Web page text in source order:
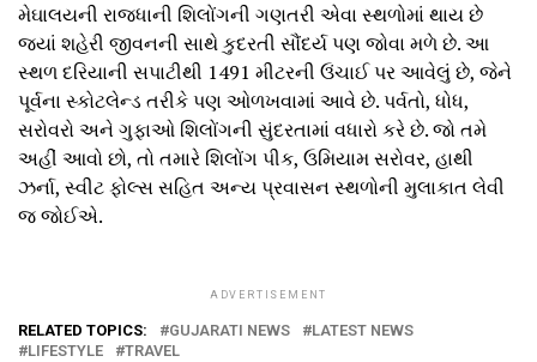
મેઘાલયની રાજધાની શિલોંગની ગણતરી એવા સ્થળોમાં થાય છે
જ્યાં શહેરી જીવનની સાથે કુદરતી સૌંદર્ય પણ જોવા મળે છે. આ
સ્થળ દરિયાની સપાટીથી 1491 મીટરની ઉંચાઈ પર આવેલું છે, જેને
પૂર્વના સ્કોટલેન્ડ તરીકે પણ ઓળખવામાં આવે છે. પર્વતો, ધોધ,
સરોવરો અને ગુફાઓ શિલોંગની સુંદરતામાં વધારો કરે છે. જો તમે
અહીં આવો છો, તો તમારે શિલોંગ પીક, ઉમિયામ સરોવર, હાથી
ઝર્ના, સ્વીટ ફોલ્સ સહિત અન્ય પ્રવાસન સ્થળોની મુલાકાત લેવી
જ જોઈએ.
ADVERTISEMENT
RELATED TOPICS: GUJARATI NEWS
LATEST NEWS
LIFESTYLE
TRAVEL